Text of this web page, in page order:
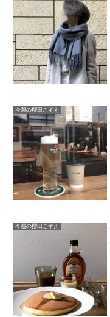
今週の櫻田こずえ
今週の櫻田こずえ